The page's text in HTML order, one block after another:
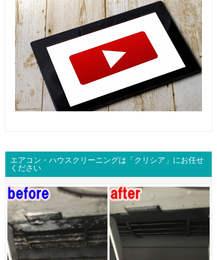
エアコン・ハウスクリーニングは「クリシア」にお任せ
ください